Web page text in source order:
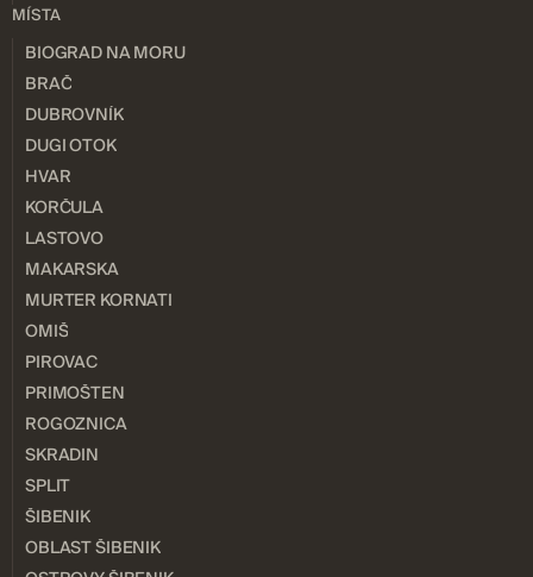
MÍSTA
BIOGRAD NA MORU
BRAČ
DUBROVNÍK
DUGI OTOK
HVAR
KORČULA
LASTOVO
MAKARSKA
MURTER KORNATI
OMIŠ
PIROVAC
PRIMOŠTEN
ROGOZNICA
SKRADIN
SPLIT
ŠIBENIK
OBLAST ŠIBENIK